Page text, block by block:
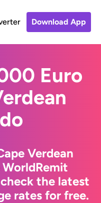
Download App
Euro
Verdean
the latest
rates for free.